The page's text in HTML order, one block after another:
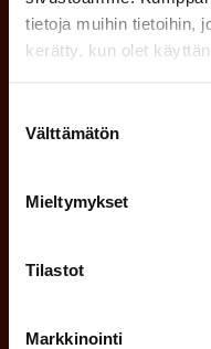
tietoja muihin tietoihin,
kerätty, kun olet
valinta
Välttämätön
Mieltymykset
Tilastot
Markkinointi
Tilaa